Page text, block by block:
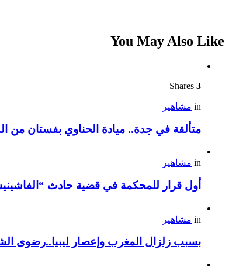
You May Also Like
3
in مشاهير
متألقة في جدة.. ميادة الحناوي بفستان من
in مشاهير
أول قرار للمحكمة في قضية حادث
in مشاهير
بسبب زلزال المغرب وإعصار ليبيا..رضوى